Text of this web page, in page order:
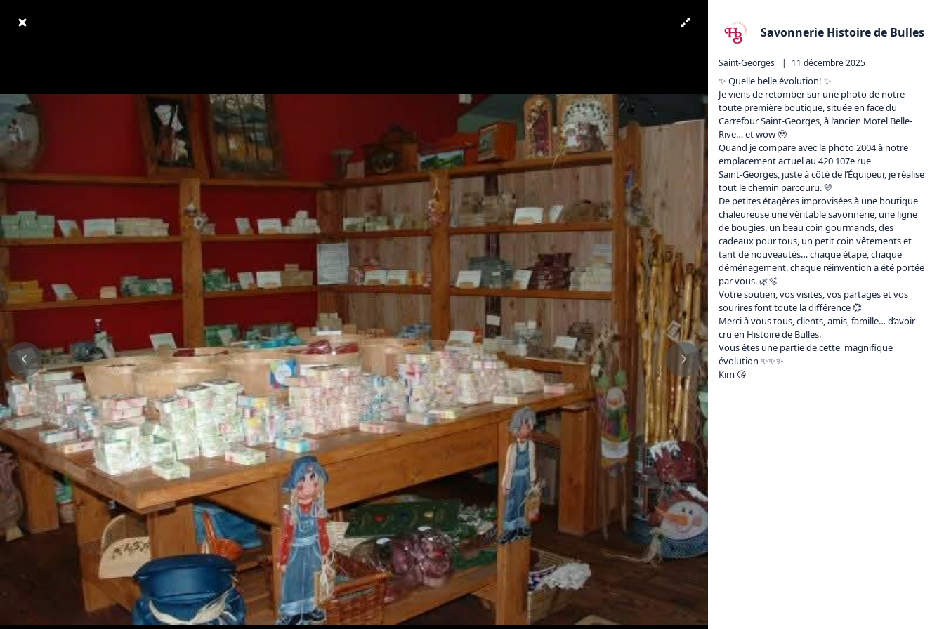
Savonnerie Histoire de Bulles
Saint-Georges | 11 décembre 2025
✨ Quelle belle évolution! ✨
Je viens de retomber sur une photo de notre
toute première boutique, située en face du
Carrefour Saint-Georges, à l’ancien Motel Belle-
Rive… et wow 🥹
Quand je compare avec la photo 2004 à notre
emplacement actuel au 420 107e rue
Saint-Georges, juste à côté de l’Équipeur, je réalise
tout le chemin parcouru. 💛
De petites étagères improvisées à une boutique
chaleureuse une véritable savonnerie, une ligne
de bougies, un beau coin gourmands, des
cadeaux pour tous, un petit coin vêtements et
tant de nouveautés… chaque étape, chaque
déménagement, chaque réinvention a été portée
par vous. 🌿🫧
Votre soutien, vos visites, vos partages et vos
sourires font toute la différence 💞
Merci à vous tous, clients, amis, famille… d’avoir
cru en Histoire de Bulles.
Vous êtes une partie de cette  magnifique
évolution ✨️✨️✨️
Kim 😘